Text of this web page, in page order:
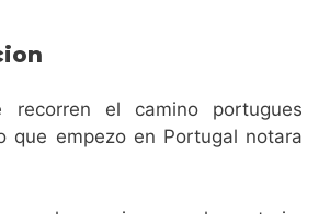
el camino portugues
que empezo en Portugal notara